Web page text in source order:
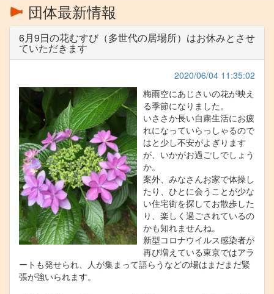
団体最新情報
6月9日の花むすび（多世代の居場所）はお休みとさせ
ていただきます
2020/06/04 11:35:02
梅雨空にあじさいの花が映え
る季節になりました。
いささか長い自粛生活にお疲
れになっていらっしゃるので
はと少し不安がよぎります
が、いかがお過ごしでしょう
か。
案外、みなさんお家で体操し
たり、ひとに会うことが少な
い住宅街を探してお散歩した
り、楽しく過ごされているの
かも知れませんね。
新型コロナウイルス感染者が
再び増えている東京ではアラ
ートも発せられ、人が集まって語らうなどの場はまだまだ緊
張が強いられます。